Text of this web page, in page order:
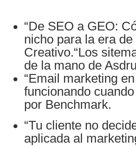
“De SEO a GEO:
nicho para la era
Creativo.“Los
de la mano de
“Email marketing
funcionando
por Benchmark.
“Tu cliente no
aplicada al